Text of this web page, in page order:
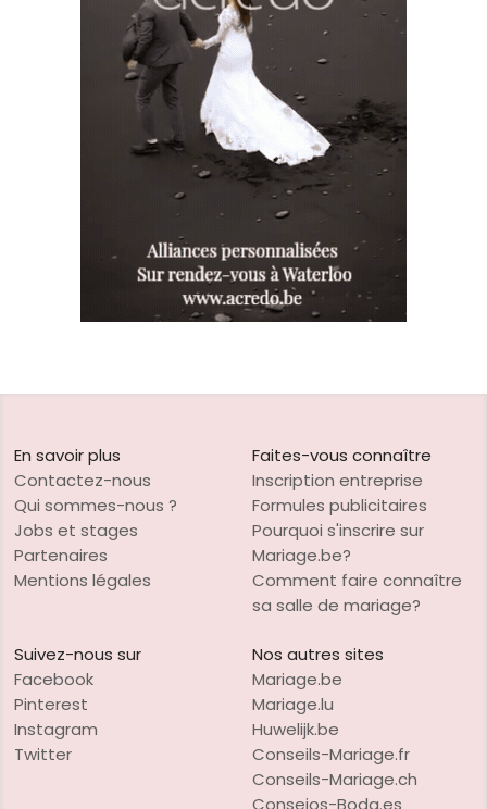
En savoir plus
Contactez-nous
Qui sommes-nous ?
Jobs et stages
Partenaires
Mentions légales
Faites-vous connaître
Inscription entreprise
Formules publicitaires
Pourquoi s'inscrire sur
Mariage.be?
Comment faire connaître
sa salle de mariage?
Suivez-nous sur
Facebook
Pinterest
Instagram
Twitter
Nos autres sites
Mariage.be
Mariage.lu
Huwelijk.be
Conseils-Mariage.fr
Conseils-Mariage.ch